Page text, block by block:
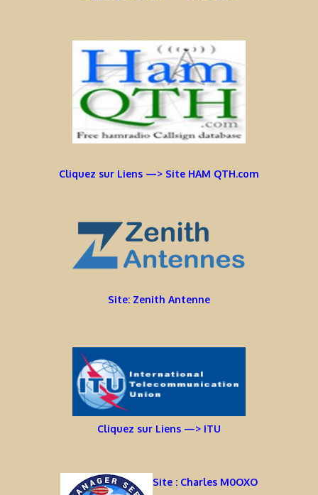
Cliquez sur Liens —> Site HAM QTH.com
Site: Zenith Antenne
Cliquez sur Liens —> ITU
Site : Charles M0OXO